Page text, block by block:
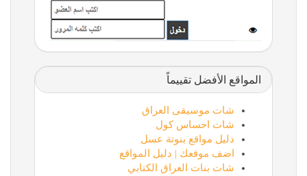
المواقع الأفضل تقييماً
شات موسيقى العراق
شات احساس كول
دليل مواقع بنوتة عسل
اضف موقعك | دليل المواقع
شات بنات العراق الكتابي